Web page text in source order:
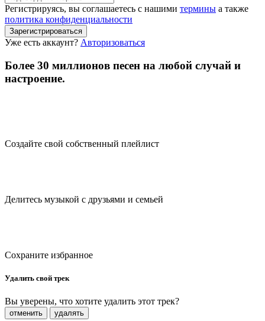
Регистрируясь, вы соглашаетесь с нашими термины а также
политика конфиденциальности
Зарегистрироваться
Уже есть аккаунт? Авторизоваться
Более 30 миллионов песен на любой случай и
настроение.
Создайте свой собственный плейлист
Делитесь музыкой с друзьями и семьей
Сохраните избранное
Удалить свой трек
Вы уверены, что хотите удалить этот трек?
отменить удалять